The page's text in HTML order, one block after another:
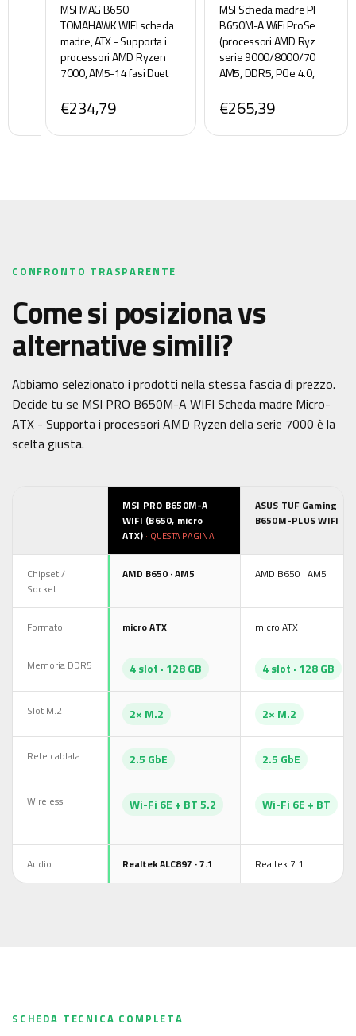
MSI MAG B650
TOMAHAWK WIFI scheda
madre, ATX - Supporta i
processori AMD Ryzen
7000, AM5-14 fasi Duet
6400+MHz/OC, 2 x PCIe
4.0 x16, 3 x M.2 Gen4, Wi-
Fi 6E
€234,79
MSI Scheda madre PRO
B650M-A WiFi ProSeries
(processori AMD Ryzen
serie 9000/8000/7000,
AM5, DDR5, PCIe 4.0, M.2,
2, HDMI/DP, Wi-Fi 6E,
Bluetooth 5.3, 2.5Gbps
LAN, mATX)
€265,39
CONFRONTO TRASPARENTE
Come si posiziona vs
alternative simili?
Abbiamo selezionato i prodotti nella stessa fascia di prezzo.
Decide tu se MSI PRO B650M-A WIFI Scheda madre Micro-
ATX - Supporta i processori AMD Ryzen della serie 7000 è la
scelta giusta.
MSI PRO B650M-A
WIFI (B650, micro
ATX) · QUESTA PAGINA
ASUS TUF Gaming
B650M-PLUS WIFI
Chipset /
Socket
AMD B650 · AM5 AMD B650 · AM5
Formato micro ATX micro ATX
Memoria DDR5 4 slot · 128 GB 4 slot · 128 GB
Slot M.2 2× M.2 2× M.2
Rete cablata 2.5 GbE 2.5 GbE
Wireless Wi-Fi 6E + BT 5.2 Wi-Fi 6E + BT
Audio Realtek ALC897 · 7.1 Realtek 7.1
SCHEDA TECNICA COMPLETA